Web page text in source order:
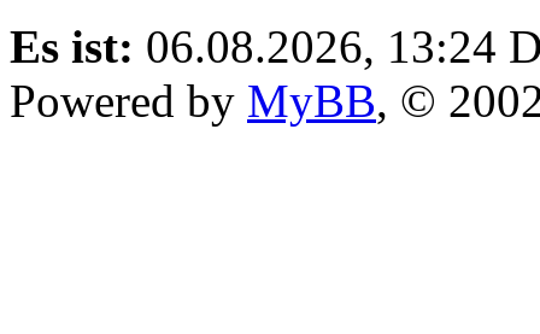
Es ist: 06.08.2026, 13:24
Powered by MyBB, ©